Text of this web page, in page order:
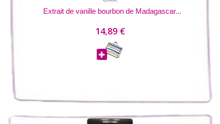
Extrait de vanille bourbon de Madagascar...
14,89 €